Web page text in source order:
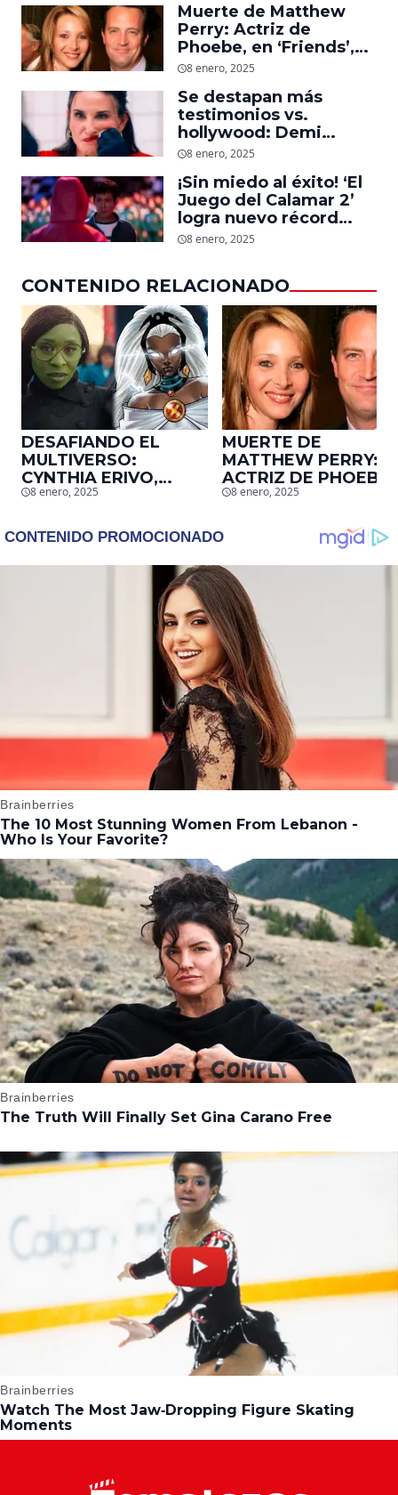
Muerte de Matthew
Perry: Actriz de
Phoebe, en ‘Friends’,
descubre un emotivo
dejó
8 enero, 2025
Se destapan más
testimonios vs.
hollywood: Demi
Moore, protagonista de
daño que le hizo la
industria a su cuerpo
8 enero, 2025
¡Sin miedo al éxito! ‘El
Juego del Calamar 2’
logra nuevo récord
mundial en tan solo 11
8 enero, 2025
CONTENIDO RELACIONADO
DESAFIANDO EL
MULTIVERSO:
CYNTHIA ERIVO,
PROTAGONISTA DE
SER STORM EN EL
8 enero, 2025
MUERTE DE
MATTHEW PERRY:
ACTRIZ DE PHOEBE,
EN ‘FRIENDS’,
EMOTIVO MENSAJE
QUE EL ACTOR LE
DEJÓ
8 enero, 2025